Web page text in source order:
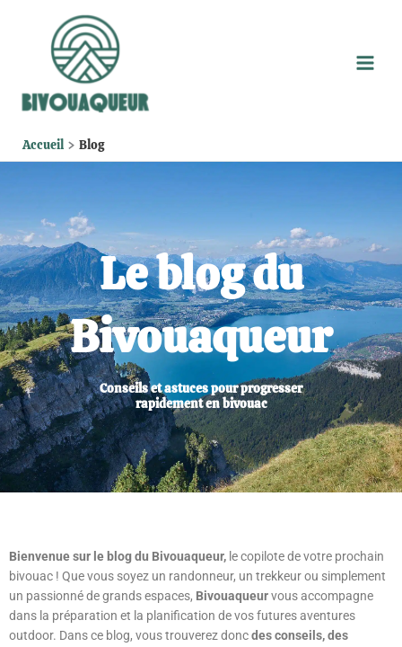
Accueil Blog
Le blog du
Bivouaqueur
Conseils et astuces pour progresser
rapidement en bivouac
Bienvenue sur le blog du Bivouaqueur, le copilote de votre prochain
bivouac ! Que vous soyez un randonneur, un trekkeur ou simplement
un passionné de grands espaces, Bivouaqueurvous accompagne
dans la préparation et la planification de vos futures aventures
outdoor. Dans ce blog, vous trouverez doncdes conseils, des